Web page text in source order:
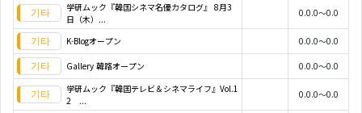
学研ムック『韓国シネマ名優カタログ』 8月3
日（木）...
0.0.0～0.0
K-Blogオープン 0.0.0～0.0
Gallery 韓路オープン
0.0.0～0.0
学研ムック『韓国テレビ＆シネマライフ』Vol.1
2 ...
0.0.0～0.0